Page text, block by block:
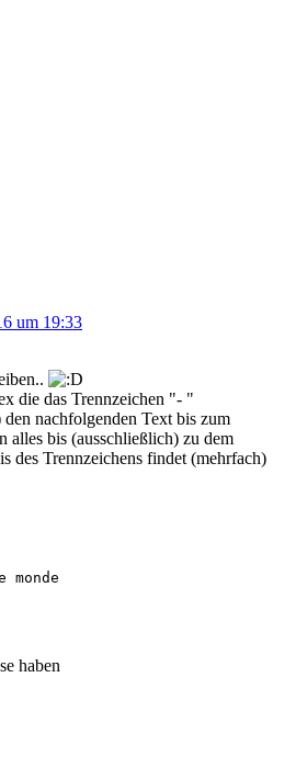
um 19:33
die das Trennzeichen "- "
nachfolgenden Text bis zum
alles bis (ausschließlich) zu dem
des Trennzeichens findet (mehrfach)
haben